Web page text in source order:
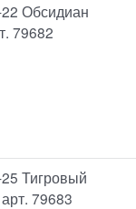
Обсидиан
79682
Тигровый
79683